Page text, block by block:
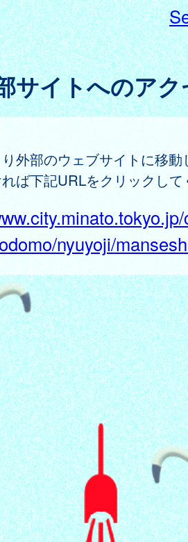
サイトへのア
外部のウェブサイトに移動
ば下記URLをクリックし
nyuyoji/